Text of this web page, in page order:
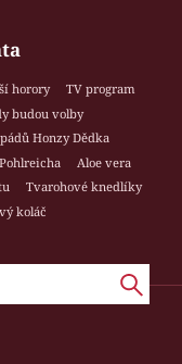
horory
TV program
budou volby
Honzy Dědka
Aloe vera
Tvarohové knedlíky
koláč